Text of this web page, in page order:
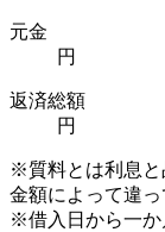
元金
円
返済総額
円
※質料とは利息と
金額によって違っ
※借入日から一か